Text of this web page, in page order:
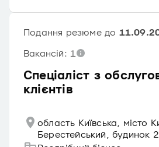
Спеціаліст з
клієнтів
Подання резюме до
Вакансій: 1
область Київська, місто
Берестейський, будинок